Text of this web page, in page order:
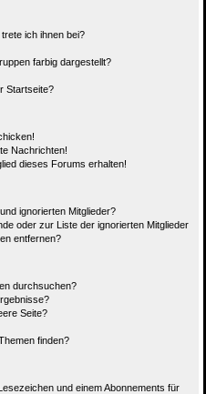
ich ihnen bei?
farbig dargestellt?
Startseite?
Nachrichten!
dieses Forums erhalten!
ignorierten Mitglieder?
oder zur Liste der ignorierten Mitglieder
entfernen?
durchsuchen?
Seite?
finden?
und einem Abonnements für